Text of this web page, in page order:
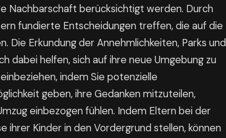
Nachbarschaft berücksichtigt werden. Durch
fundierte Entscheidungen treffen, die auf die
Die Erkundung der Annehmlichkeiten, Parks und
dabei helfen, sich auf ihre neue Umgebung zu
indem Sie potenzielle
geben, ihre Gedanken mitzuteilen,
einbezogen fühlen. Indem Eltern bei der
ihrer Kinder in den Vordergrund stellen, können